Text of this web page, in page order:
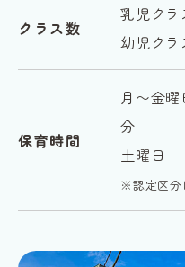
クラス数
乳児クラ
幼児クラ
保育時間
月〜金
分
土曜日
※認定区分